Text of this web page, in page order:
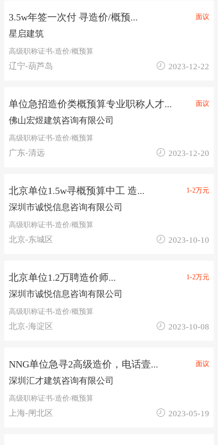
3.5w年签一次付 寻造价/概预... 面议
星启建筑
高级职称证书-造价/概预算
辽宁-葫芦岛  2023-12-22
单位急招造价类概预算专业职称人才... 面议
佛山宏煜建筑咨询有限公司
高级职称证书-造价/概预算
广东-清远  2023-12-20
北京单位1.5w寻概预算中工 造... 1-2万元
深圳市诚悦信息咨询有限公司
高级职称证书-造价/概预算
北京-东城区  2023-10-10
北京单位1.2万聘造价师... 1-2万元
深圳市诚悦信息咨询有限公司
高级职称证书-造价/概预算
北京-海淀区  2023-10-08
NNG单位急寻2高级造价，电话壹... 面议
深圳汇才建筑咨询有限公司
高级职称证书-造价/概预算
上海-闸北区  2023-05-19